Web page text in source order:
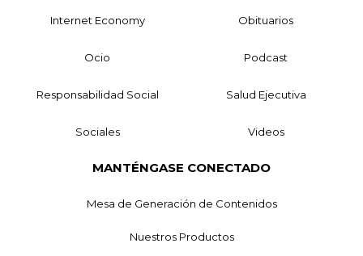
Internet Economy Obituarios
Ocio Podcast
Responsabilidad Social Salud Ejecutiva
Sociales Videos
MANTÉNGASE CONECTADO
Mesa de Generación de Contenidos
Nuestros Productos